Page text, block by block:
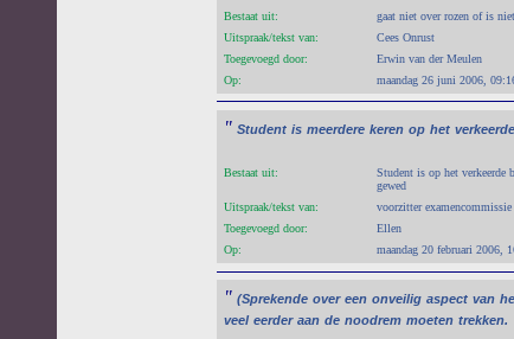
Bestaat uit:
gaat niet over rozen of is
Uitspraak/tekst van:
Cees Onrust
Toegevoegd door:
Erwin van der Meulen
Op:
maandag 26 juni 2006,
" Student is meerdere keren op het verkeerde
Bestaat uit:
Student is op het verkeerde
gewed
Uitspraak/tekst van:
voorzitter examencommissie
Toegevoegd door:
Ellen
Op:
maandag 20 februari 2006,
" (Sprekende over een onveilig aspect van
veel eerder aan de noodrem moeten trekken.